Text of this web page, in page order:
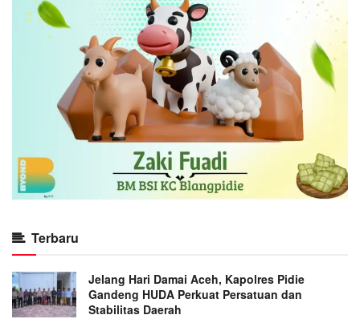
Terbaru
Jelang Hari Damai Aceh, Kapolres Pidie
Gandeng HUDA Perkuat Persatuan dan
Stabilitas Daerah